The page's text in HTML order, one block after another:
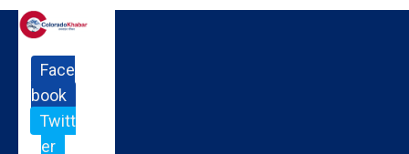
Face
book
Twitt
er